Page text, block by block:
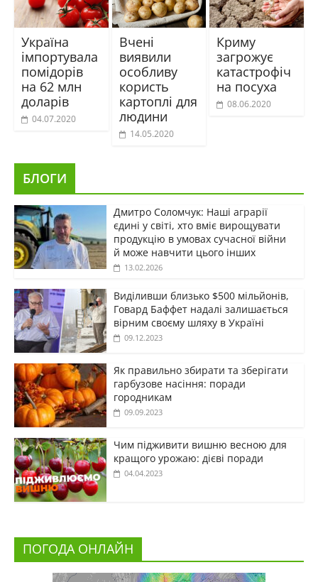
Україна
імпортувала
помідорів
на 62 млн
доларів
04.07.2020
Вчені
виявили
особливу
користь
картоплі для
людини
14.05.2020
Криму
загрожує
катастрофіч
на посуха
08.06.2020
БЛОГИ
Дмитро Соломчук: Наші аграрії
єдині у світі, хто вміє вирощувати
продукцію в умовах сучасної війни
й може навчити цього інших
13.02.2026
Виділивши близько $500 мільйонів,
Говард Баффет надалі залишається
вірним своєму шляху в Україні
09.12.2023
Як правильно збирати та зберігати
гарбузове насіння: поради
городникам
09.09.2023
Чим підживити вишню весною для
кращого урожаю: дієві поради
04.04.2023
ПОГОДА ОНЛАЙН